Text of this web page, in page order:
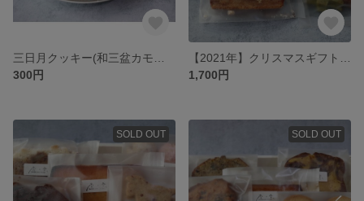
300円
1,700円
SOLD OUT SOLD OUT